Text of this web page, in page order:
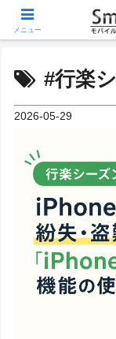
#行楽
2026-05-29
メニュー